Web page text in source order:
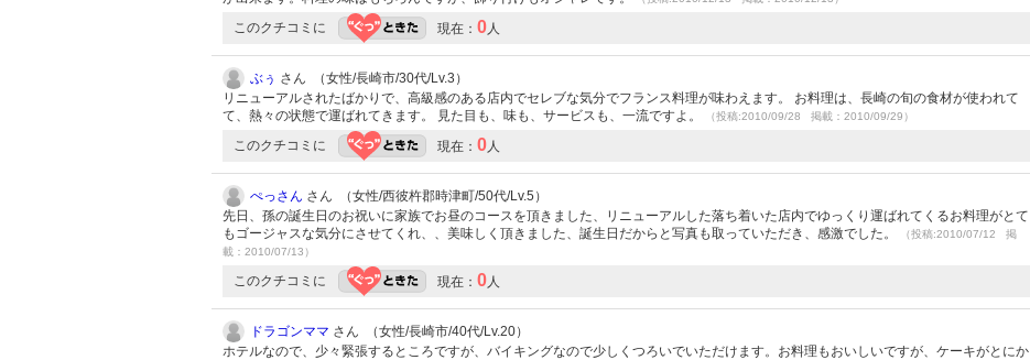
このクチコミに 現在： 0人
ぶぅ さん （女性/長崎市/30代/Lv.3）
リニューアルされたばかりで、高級感のある店内でセレブな気分でフランス料理が味わえます。 お料理は、長崎の旬の食材が使われて
て、熱々の状態で運ばれてきます。 見た目も、味も、サービスも、一流ですよ。
（投稿:2010/09/28 掲載：2010/09/29）
このクチコミに 現在： 0人
ぺっさん さん （女性/西彼杵郡時津町/50代/Lv.5）
先日、孫の誕生日のお祝いに家族でお昼のコースを頂きました、リニューアルした落ち着いた店内でゆっくり運ばれてくるお料理がとて
もゴージャスな気分にさせてくれ、、美味しく頂きました、誕生日だからと写真も取っていただき、感激でした。
（投稿:2010/07/12 掲
載：2010/07/13）
このクチコミに 現在： 0人
ドラゴンママ さん （女性/長崎市/40代/Lv.20）
ホテルなので、少々緊張するところですが、バイキングなので少しくつろいでいただけます。お料理もおいしいですが、ケーキがとにか